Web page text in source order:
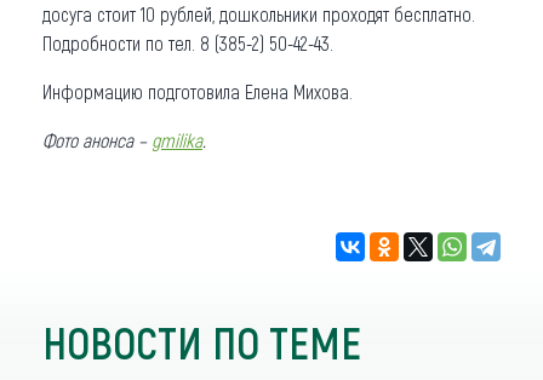
досуга стоит 10 рублей, дошкольники проходят бесплатно.
Подробности по тел. 8 (385-2) 50-42-43.
Информацию подготовила Елена Михова.
Фото анонса – gmilika.
НОВОСТИ ПО ТЕМЕ